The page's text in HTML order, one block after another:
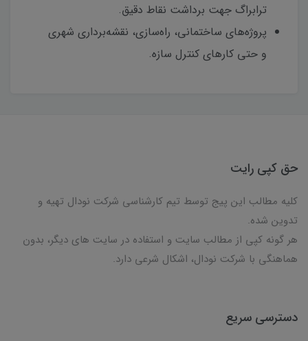
ترابراگ جهت برداشت نقاط دقیق.
پروژه‌های ساختمانی، راه‌سازی، نقشه‌برداری شهری
و حتی کارهای کنترل سازه.
حق کپی رایت
کلیه مطالب این پیج توسط تیم کارشناسی شرکت نودال تهیه و
تدوین شده.
هر گونه کپی از مطالب سایت و استفاده در سایت های دیگر، بدون
هماهنگی با شرکت نودال، اشکال شرعی دارد.
دسترسی سریع